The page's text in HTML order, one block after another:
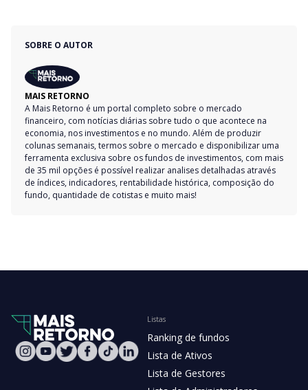
SOBRE O AUTOR
MAIS RETORNO
A Mais Retorno é um portal completo sobre o mercado
financeiro, com notícias diárias sobre tudo o que acontece na
economia, nos investimentos e no mundo. Além de produzir
colunas semanais, termos sobre o mercado e disponibilizar uma
ferramenta exclusiva sobre os fundos de investimentos, com mais
de 35 mil opções é possível realizar analises detalhadas através
de índices, indicadores, rentabilidade histórica, composição do
fundo, quantidade de cotistas e muito mais!
Listas
Ranking de fundos
Lista de Ativos
Lista de Gestores